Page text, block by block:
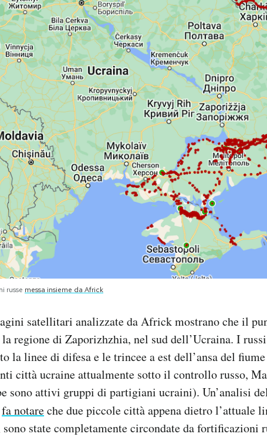
russe messa insieme da Africk
satellitari analizzate da Africk mostrano che il
regione di Zaporizhzhia, nel sud dell’Ucraina. I
la linee di difesa e le trincee a est dell’ansa del
città ucraine attualmente sotto il controllo russo,
sono attivi gruppi di partigiani ucraini). Un’analisi
fa notareche due piccole città appena dietro l’attuale
state completamente circondate da fortificazioni